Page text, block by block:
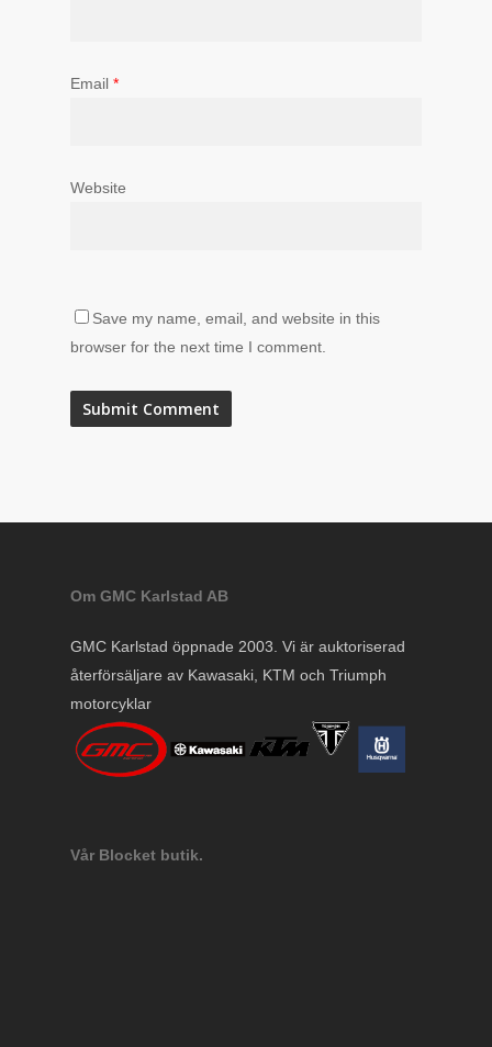
Email *
Website
Save my name, email, and website in this
browser for the next time I comment.
Om GMC Karlstad AB
GMC Karlstad öppnade 2003. Vi är auktoriserad
återförsäljare av Kawasaki, KTM och Triumph
motorcyklar
Vår Blocket butik.